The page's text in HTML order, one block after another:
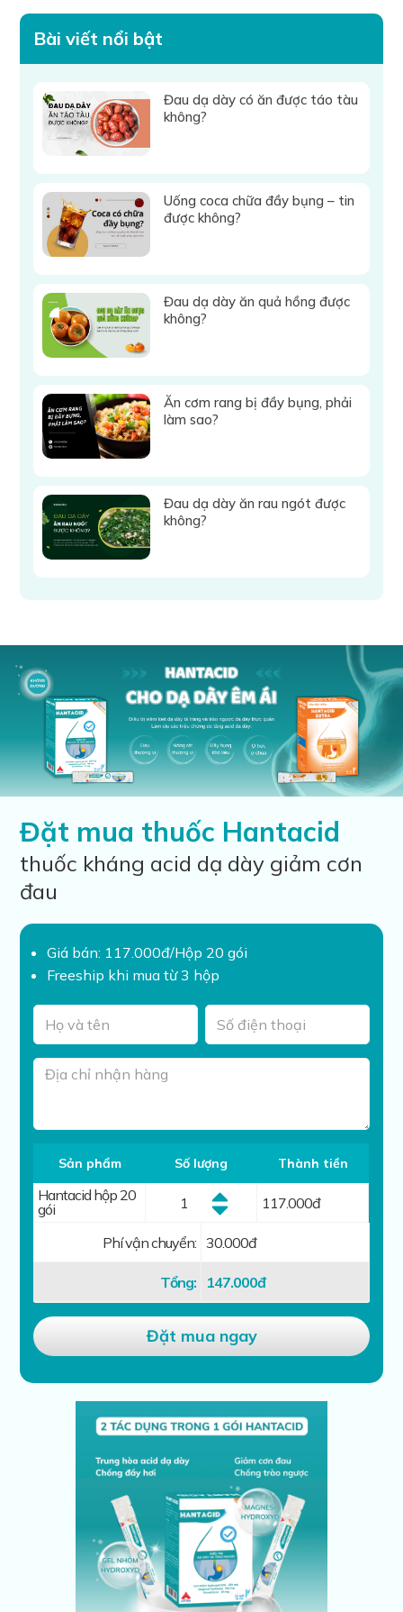
Bài viết nổi bật
Đau dạ dày có ăn được táo tàu
không?
Uống coca chữa đầy bụng – tin
được không?
Đau dạ dày ăn quả hồng được
không?
Ăn cơm rang bị đầy bụng, phải
làm sao?
Đau dạ dày ăn rau ngót được
không?
Đặt mua thuốc Hantacid
thuốc kháng acid dạ dày giảm cơn
đau
Giá bán: 117.000đ/Hộp 20 gói
Freeship khi mua từ 3 hộp
Sản phẩm
Hantacid hộp 20
gói
Số lượng Thành tiền
117.000đ
Phí vận chuyển: 30.000đ
Tổng: 147.000đ